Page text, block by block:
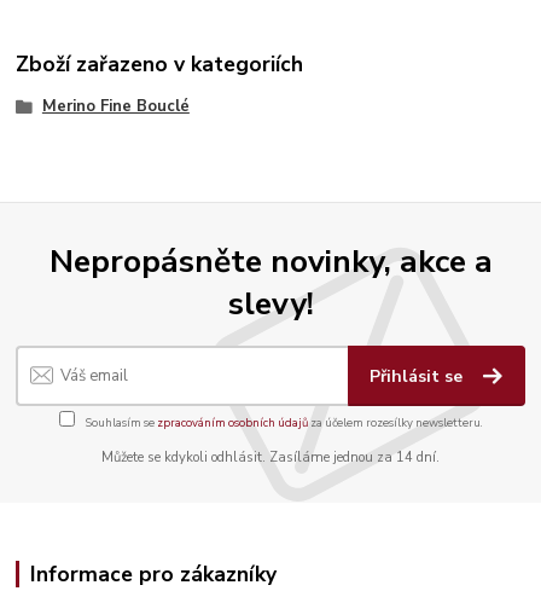
Zboží zařazeno v kategoriích
Merino Fine Bouclé
Nepropásněte novinky, akce a
slevy!
Přihlásit se
Souhlasím se zpracováním osobních údajůza účelem rozesílky newsletteru.
Můžete se kdykoli odhlásit. Zasíláme jednou za 14 dní.
Informace pro zákazníky